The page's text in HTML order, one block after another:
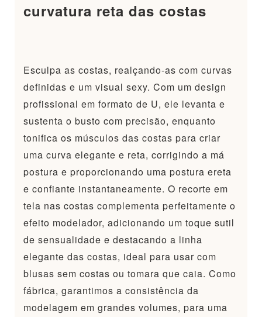
curvatura reta das costas
Esculpa as costas, realçando-as com curvas
definidas e um visual sexy. Com um design
profissional em formato de U, ele levanta e
sustenta o busto com precisão, enquanto
tonifica os músculos das costas para criar
uma curva elegante e reta, corrigindo a má
postura e proporcionando uma postura ereta
e confiante instantaneamente. O recorte em
tela nas costas complementa perfeitamente o
efeito modelador, adicionando um toque sutil
de sensualidade e destacando a linha
elegante das costas, ideal para usar com
blusas sem costas ou tomara que caia. Como
fábrica, garantimos a consistência da
modelagem em grandes volumes, para uma